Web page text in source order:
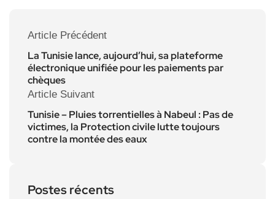
Article Précédent
La Tunisie lance, aujourd’hui, sa plateforme
électronique unifiée pour les paiements par
chèques
Article Suivant
Tunisie – Pluies torrentielles à Nabeul : Pas de
victimes, la Protection civile lutte toujours
contre la montée des eaux
Postes récents